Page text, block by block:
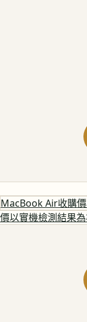
MacBook Air收購
價以實機檢測結果為